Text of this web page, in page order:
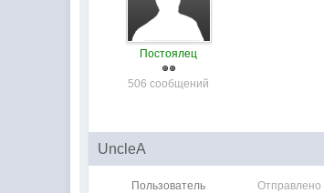
Постоялец
506 сообщений
UncleA
Пользователь Отправлено